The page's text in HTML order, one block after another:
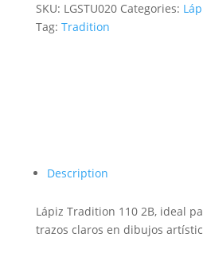
SKU: LGSTU020 Categories:
Tag: Tradition
Description
Lápiz Tradition 110 2B, ideal
trazos claros en dibujos